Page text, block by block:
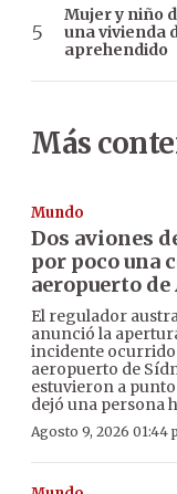
Mujer y niño
una vivienda
aprehendido
Más
Mundo
Dos aviones
por poco una
aeropuerto
El regulador
anunció la
incidente ocurrido
aeropuerto de
estuvieron a
dejó una persona
Agosto 9, 2026 01:44